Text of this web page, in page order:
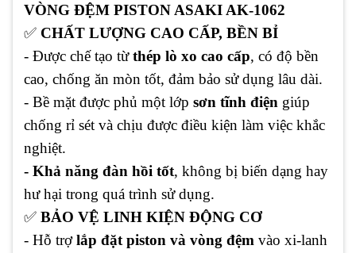
VÒNG ĐỆM PISTON ASAKI AK-1062
✅ CHẤT LƯỢNG CAO CẤP, BỀN BỈ
- Được chế tạo từthép lò xo cao cấp, có độ bền
cao, chống ăn mòn tốt, đảm bảo sử dụng lâu dài.
- Bề mặt được phủ một lớp sơn tĩnh điện giúp
chống rỉ sét và chịu được điều kiện làm việc khắc
nghiệt.
- Khả năng đàn hồi tốt, không bị biến dạng hay
hư hại trong quá trình sử dụng.
✅ BẢO VỆ LINH KIỆN ĐỘNG CƠ
- Hỗ trợlắp đặt piston và vòng đệm vào xi-lanh